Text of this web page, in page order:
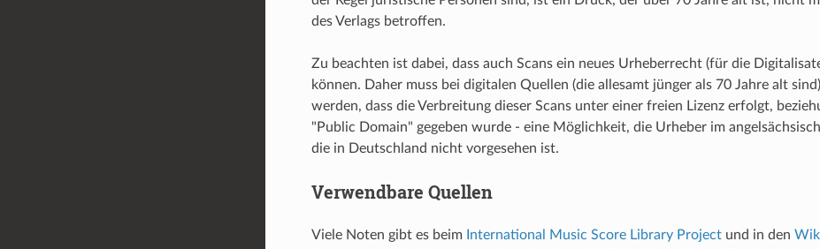
des Verlags betroffen.
Zu beachten ist dabei, dass auch Scans ein neues Urheberrecht (für die
können. Daher muss bei digitalen Quellen (die allesamt jünger als 70 Jahre alt
werden, dass die Verbreitung dieser Scans unter einer freien Lizenz erfolgt,
"Public Domain" gegeben wurde - eine Möglichkeit, die Urheber im
die in Deutschland nicht vorgesehen ist.
Verwendbare Quellen
Viele Noten gibt es beim International Music Score Library Projectund in den